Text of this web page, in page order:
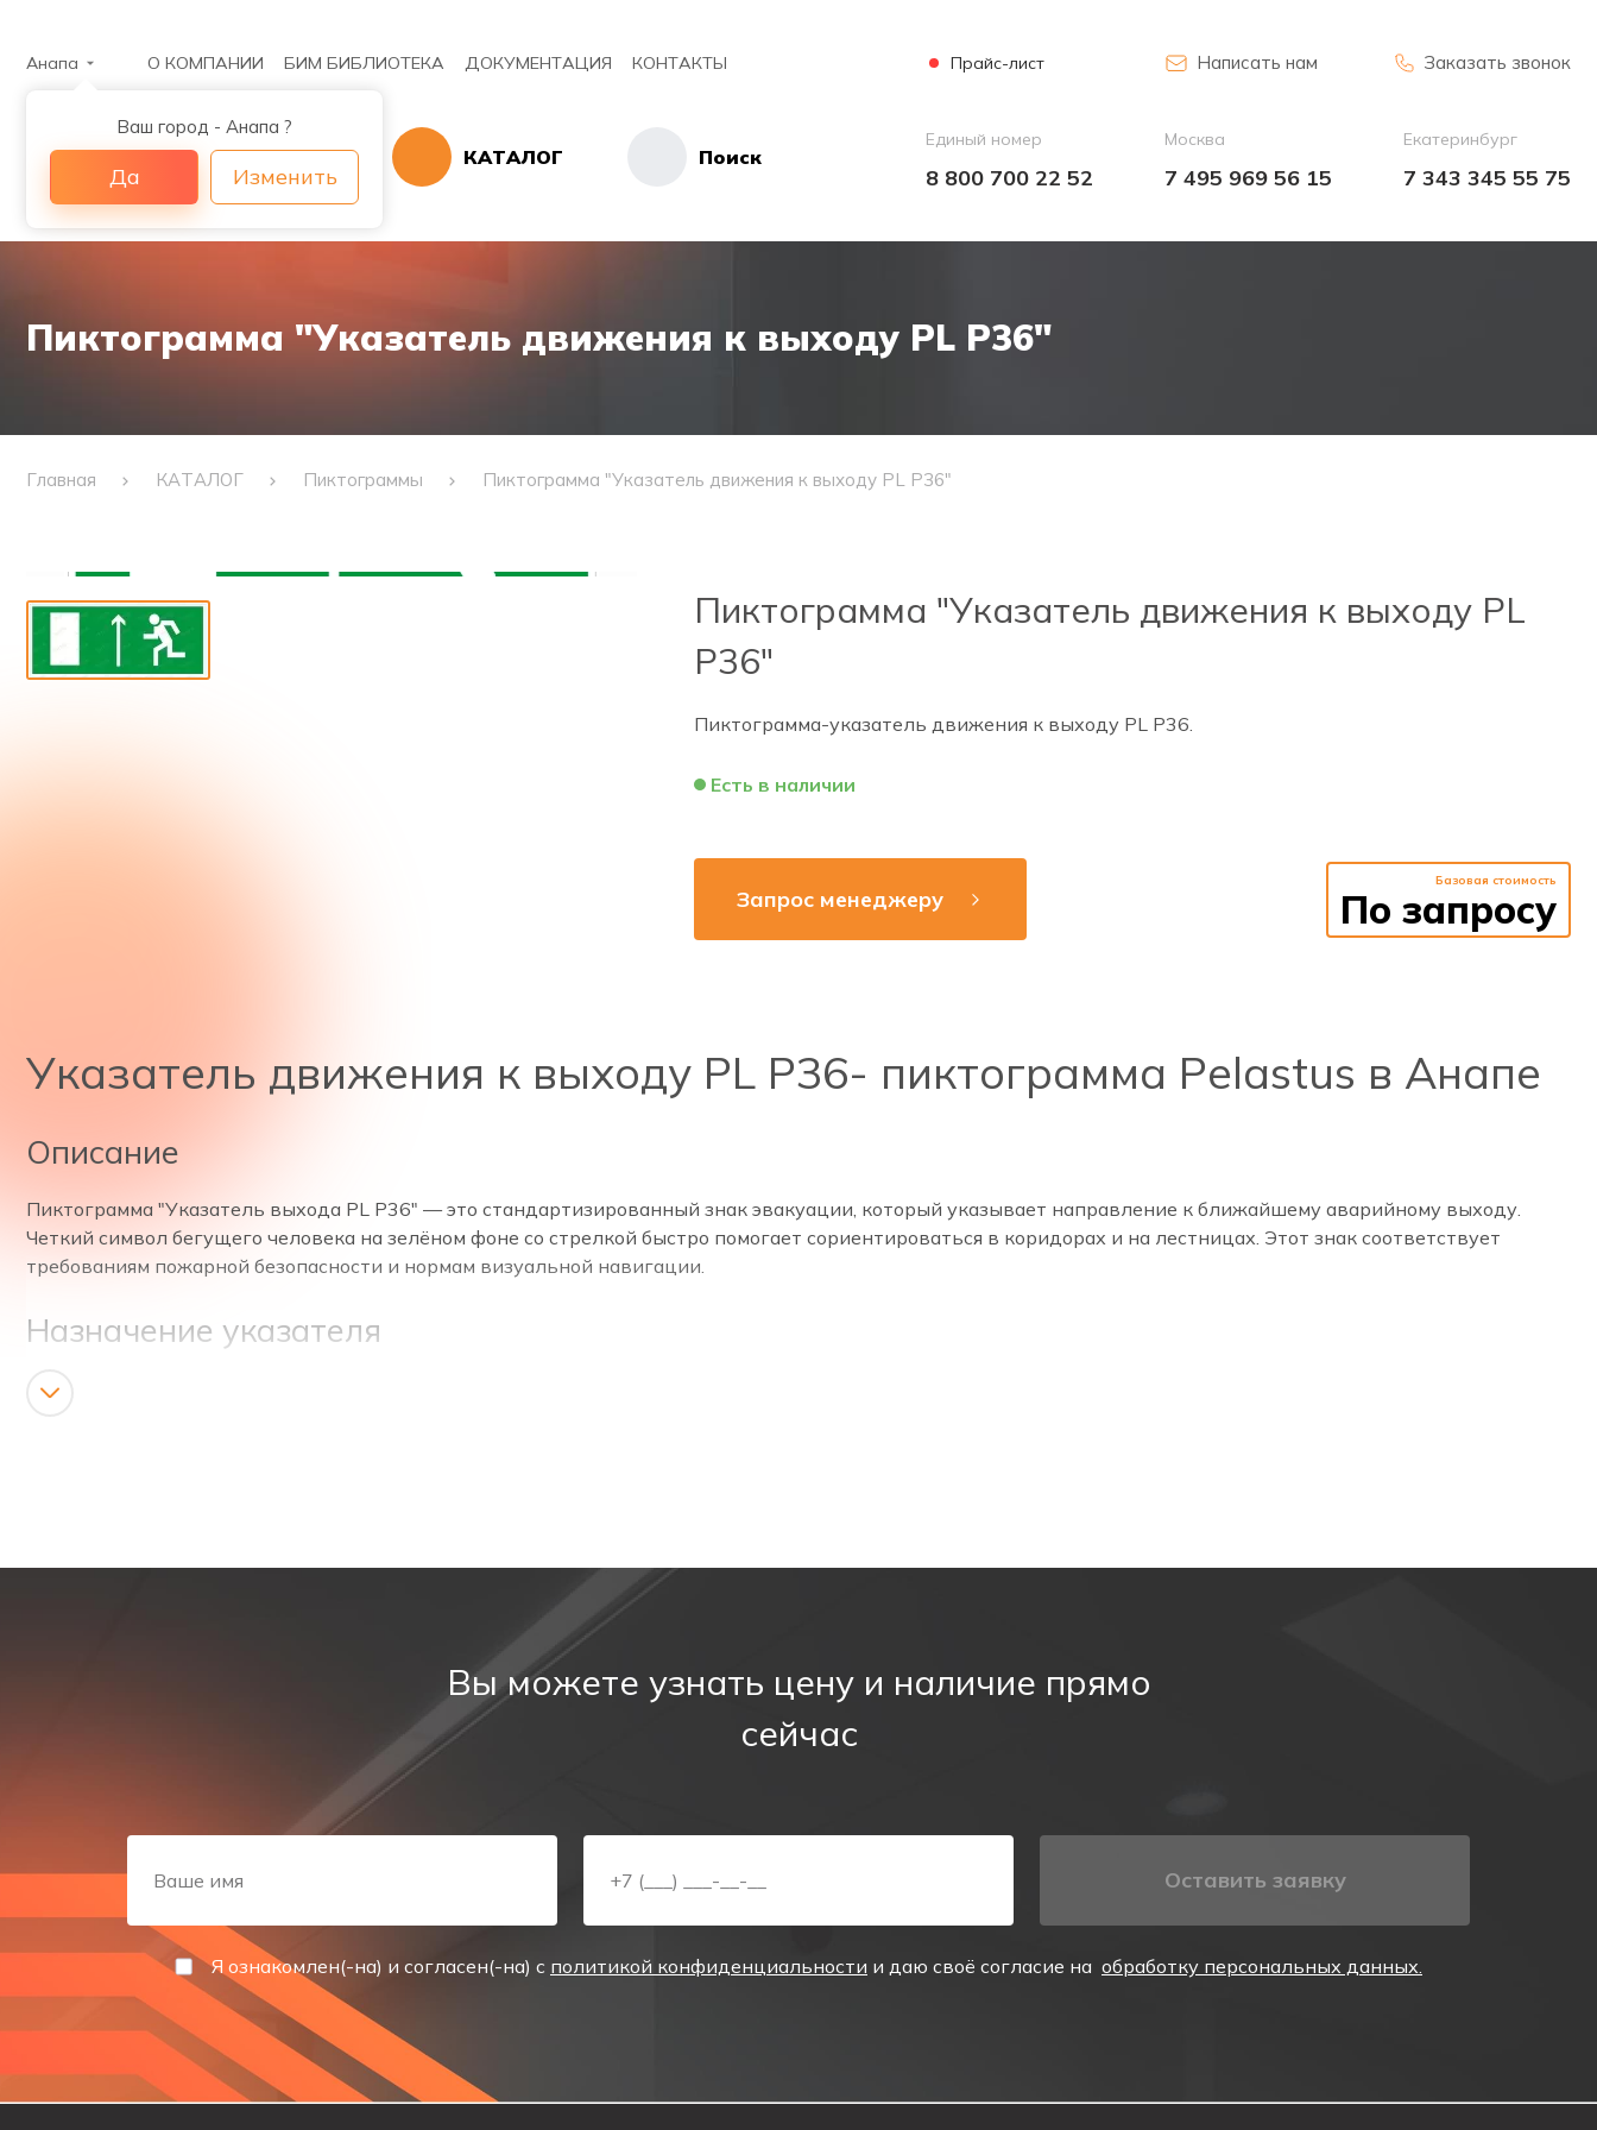
Анапа
Ваш город - Анапа ?
Да Изменить
О КОМПАНИИ БИМ БИБЛИОТЕКА ДОКУМЕНТАЦИЯ КОНТАКТЫ Прайс-лист Написать нам Заказать звонок
КАТАЛОГ Поиск
Единый номер
8 800 700 22 52
Москва
7 495 969 56 15
Екатеринбург
7 343 345 55 75
Пиктограмма "Указатель движения к выходу PL Р36"
Главная КАТАЛОГ Пиктограммы Пиктограмма "Указатель движения к выходу PL Р36"
Пиктограмма "Указатель движения к выходу PL
Р36"
Пиктограмма-указатель движения к выходу PL Р36.
Есть в наличии
Запрос менеджеру
Базовая стоимость
По запросу
Указатель движения к выходу PL Р36- пиктограмма Pelastus в Анапе
Описание
Пиктограмма "Указатель выхода PL Р36" — это стандартизированный знак эвакуации, который указывает направление к ближайшему аварийному выходу.
Четкий символ бегущего человека на зелёном фоне со стрелкой быстро помогает сориентироваться в коридорах и на лестницах. Этот знак соответствует
требованиям пожарной безопасности и нормам визуальной навигации.
Назначение указателя
В случае возникновения задымления, отключения основного освещения или активации аварийного режима, когда включаются аварийные светильники и люди
Область применения и требования к размещению знака эвакуации
Знак эвакуации Р36 должен быть установлен над проходами, проемами и в помещениях большой площади, на верхнем уровне или подвешиваться к потолку.
Высота знака должна быть достаточной для хорошей видимости, конструкции не должны загораживать обзор, а его расположение должно логично
соотноситься с последующими указателями маршрута. Направление стрелки на знаке должно соответствовать утверждённому плану эвакуации.
Технические характеристики
Материал: самоклеящаяся пленка, пропускающая достаточно света
Тип изображения: контрастная графика, оптимизированная для восприятия в дыму и при низком уровне освещённости, возможны фотолюминесцентные
решения.
Цвет: зелёный фон и белые символы в строгом соответствии по эвакуационной разметке.
Условия эксплуатации: широкий температурный диапазон, устойчивость к влажности, возможность монтажа в коридорах, на лестницах, в тамбурах и
Соответствие стандартам: ГОСТ-IEC-60598-2-22-2012
Вы можете узнать цену и наличие прямо
сейчас
Оставить заявку
Я ознакомлен(-на) и согласен(-на) с политикой конфиденциальности и даю своё согласие на обработку персональных данных.